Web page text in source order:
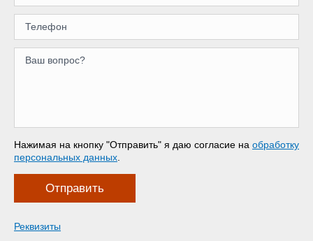
Нажимая на кнопку "Отправить" я даю согласие на обработку
персональных данных
Отправить
Реквизиты